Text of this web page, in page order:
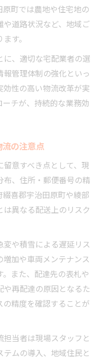
町では農地や住宅地の
道路状況など、地域ご
す。
に、適切な宅配業者の選
管理体制の強化といっ
性の高い物流改革が実
チが、持続的な業務効
の注意点
意すべき点として、現
、住所・郵便番号の精
喜郡宇治田原町や綾部
異なる配送上のリスク
や積雪による遅延リス
加や車両メンテナンス
また、配達先の表札や
再配達の原因となるた
精度を確認することが
当者は現場スタッフと
ムの導入、地域住民と